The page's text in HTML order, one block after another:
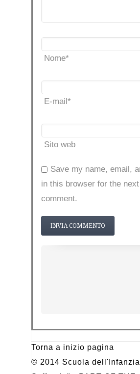
Nome*
E-mail*
Sito web
Save my name, email,
in this browser for the
comment.
Torna a inizio pagina
© 2014 Scuola dell'Infanzia